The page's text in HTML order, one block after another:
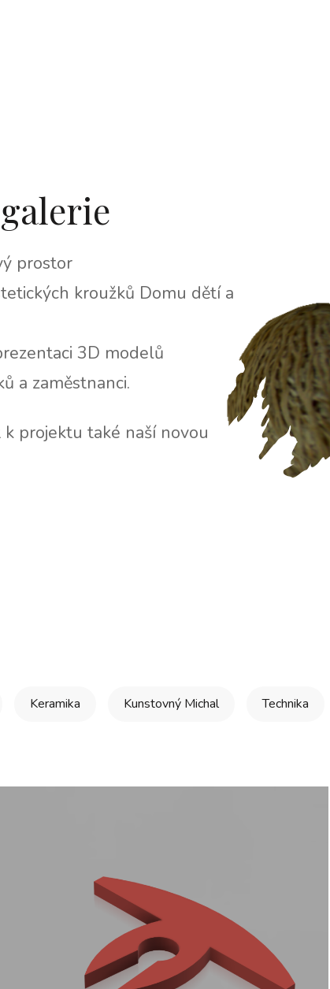
prostor
kroužků Domu dětí a
3D modelů
a zaměstnanci.
projektu také naší novou
Keramika Kunstovný Michal Technika